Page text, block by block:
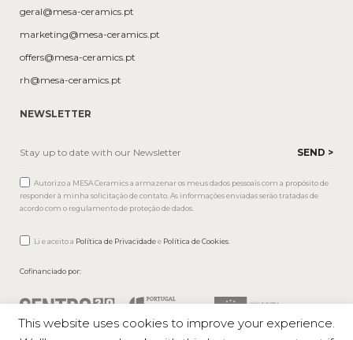
geral@mesa-ceramics.pt
marketing@mesa-ceramics.pt
offers@mesa-ceramics.pt
rh@mesa-ceramics.pt
NEWSLETTER
Autorizo a MESA Ceramics a armazenar os meus dados pessoais com a propósito de
responder à minha solicitação de contato. As informações enviadas serão tratadas de
acordo com o regulamento de proteção de dados.
Li e aceito a Política de Privacidadee Política de Cookies
Cofinanciado por:
This website uses cookies to improve your experience.